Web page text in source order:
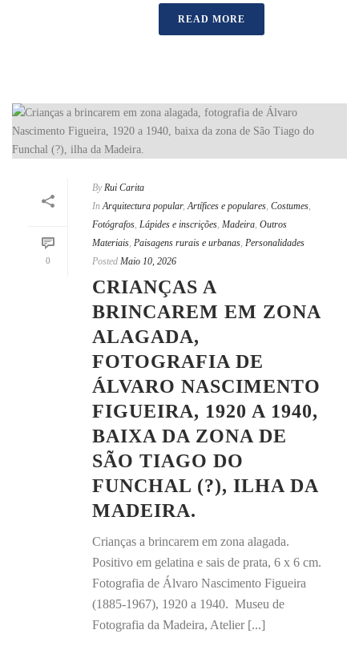
READ MORE
0
By Rui Carita
In Arquitectura popular,Artífices e populares, Costumes,
Fotógrafos, Lápides e inscrições, Madeira, Outros
Materiais, Paisagens rurais e urbanas, Personalidades
Posted Maio 10, 2026
CRIANÇAS A
BRINCAREM EM ZONA
ALAGADA,
FOTOGRAFIA DE
ÁLVARO NASCIMENTO
FIGUEIRA, 1920 A 1940,
BAIXA DA ZONA DE
SÃO TIAGO DO
FUNCHAL (?), ILHA DA
MADEIRA.
Crianças a brincarem em zona alagada.
Positivo em gelatina e sais de prata, 6 x 6 cm.
Fotografia de Álvaro Nascimento Figueira
(1885-1967), 1920 a 1940. Museu de
Fotografia da Madeira, Atelier [...]